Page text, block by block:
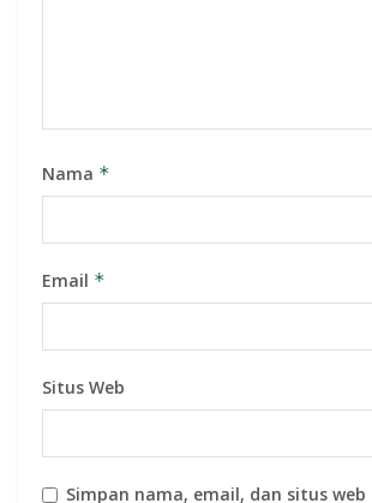
Nama *
Email *
Situs Web
Simpan nama, email, dan situs web